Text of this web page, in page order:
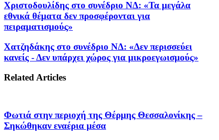
Χριστοδουλίδης στο συνέδριο ΝΔ: «Τα μεγάλα
εθνικά θέματα δεν προσφέρονται για
πειραματισμούς»
Χατζηδάκης στο συνέδριο ΝΔ: «Δεν περισσεύει
κανείς - Δεν υπάρχει χώρος για μικροεγωισμούς»
Related Articles
Φωτιά στην περιοχή της Θέρμης Θεσσαλονίκης –
Σηκώθηκαν εναέρια μέσα